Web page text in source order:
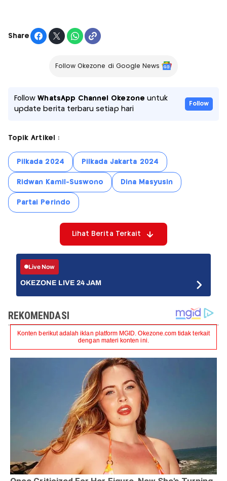
Share
Follow Okezone di Google News
FollowWhatsApp Channel Okezone untuk
update berita terbaru setiap hari
Follow
Topik Artikel :
Pilkada 2024 Pilkada Jakarta 2024
Ridwan Kamil-Suswono Dina Masyusin
Partai Perindo
Lihat Berita Terkait
Live Now
OKEZONE LIVE 24 JAM